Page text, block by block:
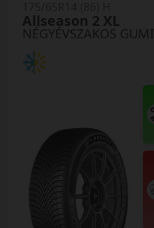
NÉGYÉVSZAKOS GUMI
Allseason 2 XL